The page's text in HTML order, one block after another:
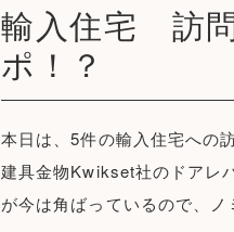
輸入住宅 訪
ポ！？
本日は、5件の輸入住宅への
建具金物Kwikset社のドアレ
が今は角ばっているので、ノ